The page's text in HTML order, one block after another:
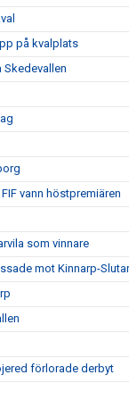
på kvalplats
Skedevallen
vann höstpremiären
som vinnare
mot Kinnarp-
förlorade derbyt